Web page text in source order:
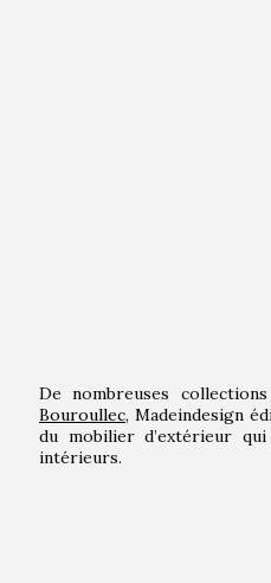
De nombreuses
Bouroullec, Madeindesign
du mobilier d’extérieur
intérieurs.